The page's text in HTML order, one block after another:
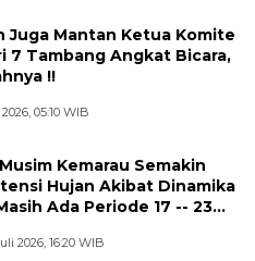
Juga Mantan Ketua Komite
7 Tambang Angkat Bicara,
!!
05:10 WIB
Kemarau Semakin
Hujan Akibat Dinamika
Ada Periode 17 -- 23
2026, 16:20 WIB